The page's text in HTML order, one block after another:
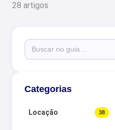
28 artigos
Categorias
Locação 38